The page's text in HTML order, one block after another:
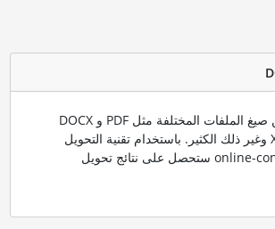
ندعم العديد من صيغ الملفات المختلفة مثل PDF و DOCX
و PPTX و XLSX وغير ذلك الكثير. باستخدام تقنية التحويل
من online-convert.com ستحصل على نتائج تحويل